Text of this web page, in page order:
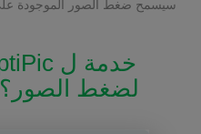
AMIRO.CMS لضغط الصور؟